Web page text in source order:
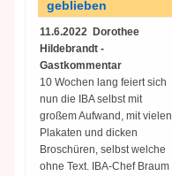
geblieben
11.6.2022 Dorothee
Hildebrandt -
Gastkommentar
10 Wochen lang feiert sich
nun die IBA selbst mit
großem Aufwand, mit vielen
Plakaten und dicken
Broschüren, selbst welche
ohne Text. IBA-Chef Braum